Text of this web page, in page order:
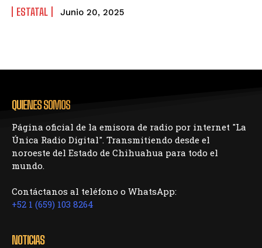
ESTATAL Junio 20, 2025
QUIENES SOMOS
Página oficial de la emisora de radio por internet "La
Única Radio Digital". Transmitiendo desde el
noroeste del Estado de Chihuahua para todo el
mundo.
Contáctanos al teléfono o WhatsApp:
+52 1 (659) 103 8264
NOTICIAS